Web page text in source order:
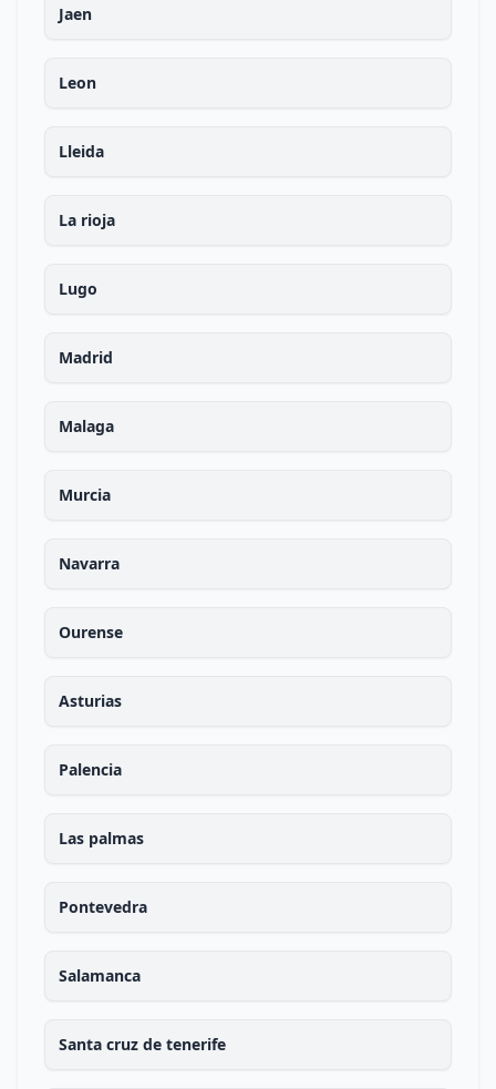
Jaen
Leon
Lleida
La rioja
Lugo
Madrid
Malaga
Murcia
Navarra
Ourense
Asturias
Palencia
Las palmas
Pontevedra
Salamanca
Santa cruz de tenerife